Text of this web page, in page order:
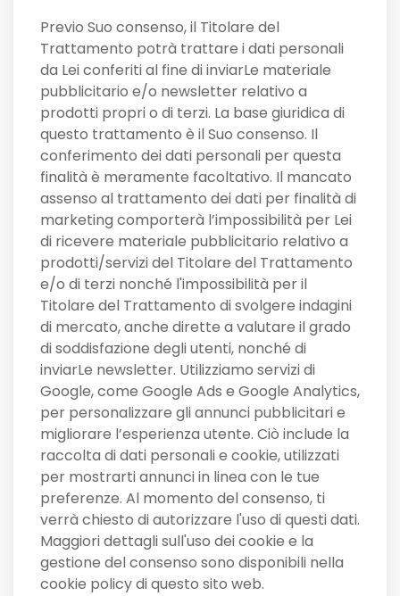
Previo Suo consenso, il Titolare del
Trattamento potrà trattare i dati personali
da Lei conferiti al fine di inviarLe materiale
pubblicitario e/o newsletter relativo a
prodotti propri o di terzi. La base giuridica di
questo trattamento è il Suo consenso. Il
conferimento dei dati personali per questa
finalità è meramente facoltativo. Il mancato
assenso al trattamento dei dati per finalità di
marketing comporterà l’impossibilità per Lei
di ricevere materiale pubblicitario relativo a
prodotti/servizi del Titolare del Trattamento
e/o di terzi nonché l'impossibilità per il
Titolare del Trattamento di svolgere indagini
di mercato, anche dirette a valutare il grado
di soddisfazione degli utenti, nonché di
inviarLe newsletter. Utilizziamo servizi di
Google, come Google Ads e Google Analytics,
per personalizzare gli annunci pubblicitari e
migliorare l’esperienza utente. Ciò include la
raccolta di dati personali e cookie, utilizzati
per mostrarti annunci in linea con le tue
preferenze. Al momento del consenso, ti
verrà chiesto di autorizzare l'uso di questi dati.
Maggiori dettagli sull'uso dei cookie e la
gestione del consenso sono disponibili nella
cookie policy di questo sito web.